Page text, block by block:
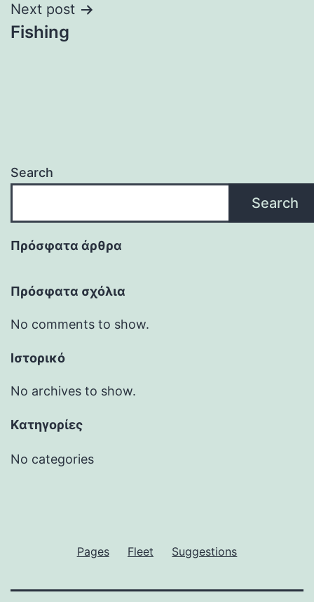
Next post
Fishing
Search
Search
Πρόσφατα άρθρα
Πρόσφατα σχόλια
No comments to show.
Ιστορικό
No archives to show.
Kατηγορίες
No categories
Pages Fleet Suggestions